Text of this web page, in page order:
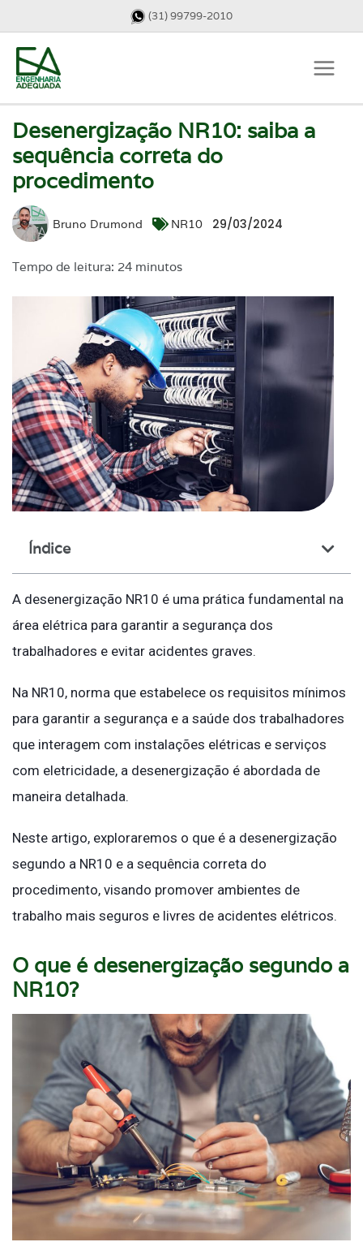
(31) 99799-2010
Desenergização NR10: saiba a
sequência correta do
procedimento
Bruno Drumond NR10 29/03/2024
Tempo de leitura: 24 minutos
Índice
A desenergização NR10 é uma prática fundamental na
área elétrica para garantir a segurança dos
trabalhadores e evitar acidentes graves.
Na NR10, norma que estabelece os requisitos mínimos
para garantir a segurança e a saúde dos trabalhadores
que interagem com instalações elétricas e serviços
com eletricidade, a desenergização é abordada de
maneira detalhada.
Neste artigo, exploraremos o que é a desenergização
segundo a NR10 e a sequência correta do
procedimento, visando promover ambientes de
trabalho mais seguros e livres de acidentes elétricos.
O que é desenergização segundo a
NR10?